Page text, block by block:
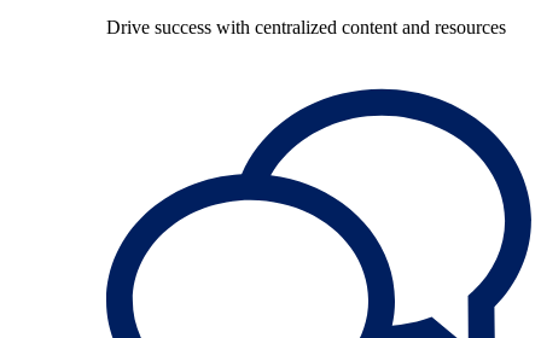
Drive success with centralized content and resources